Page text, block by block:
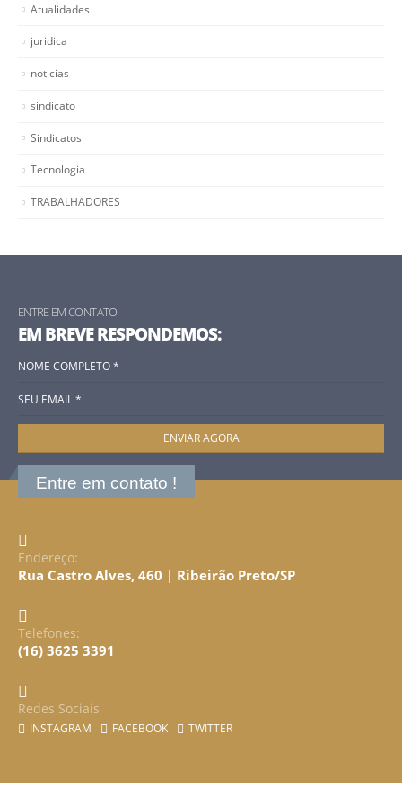
Atualidades
juridica
noticias
sindicato
Sindicatos
Tecnologia
TRABALHADORES
ENTRE EM CONTATO
EM BREVE RESPONDEMOS:
Entre em contato !
Endereço:
Rua Castro Alves, 460 | Ribeirão Preto/SP
Telefones:
(16) 3625 3391
Redes Sociais
INSTAGRAM FACEBOOK TWITTER